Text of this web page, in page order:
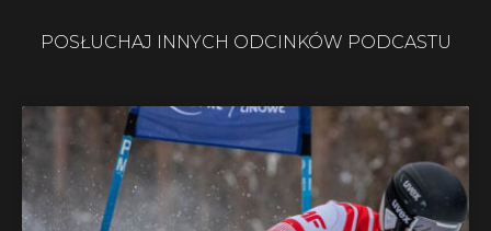
POSŁUCHAJ INNYCH ODCINKÓW PODCASTU